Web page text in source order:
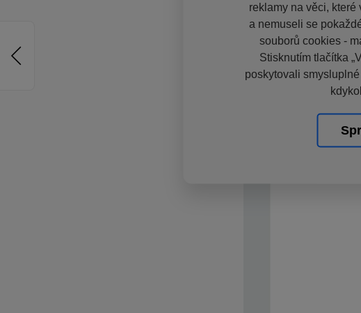
reklamy na věci,
a nemuseli se
souborů cookies -
Stisknutím tlačítka
poskytovali